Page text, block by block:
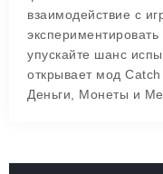
взаимодействие с
упускайте шанс
открывает мод
Деньги, Монеты и